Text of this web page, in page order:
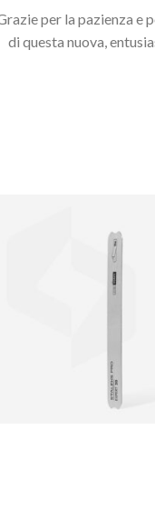
per la pazienza e
di questa nuova,